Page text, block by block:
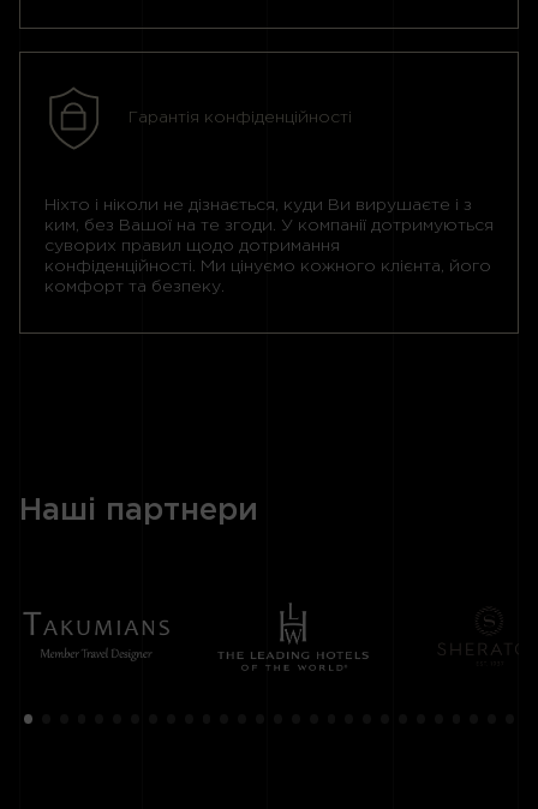
Гарантія конфіденційності
Ніхто і ніколи не дізнається, куди Ви вирушаєте і з
ким, без Вашої на те згоди. У компанії дотримуються
суворих правил щодо дотримання
конфіденційності. Ми цінуємо кожного клієнта, його
комфорт та безпеку.
Наші партнери